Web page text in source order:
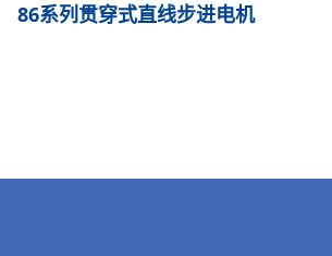
86系列贯穿式直线步进电机